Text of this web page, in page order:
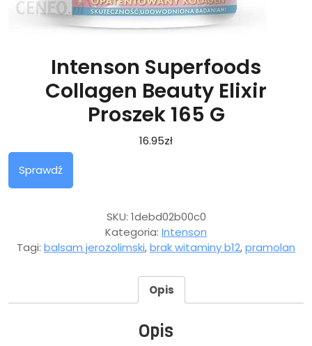
Intenson Superfoods
Collagen Beauty Elixir
Proszek 165 G
16.95zł
Sprawdź
SKU: 1debd02b00c0
Kategoria: Intenson
Tagi: balsam jerozolimski,brak witaminy b12,pramolan
Opis
Opis